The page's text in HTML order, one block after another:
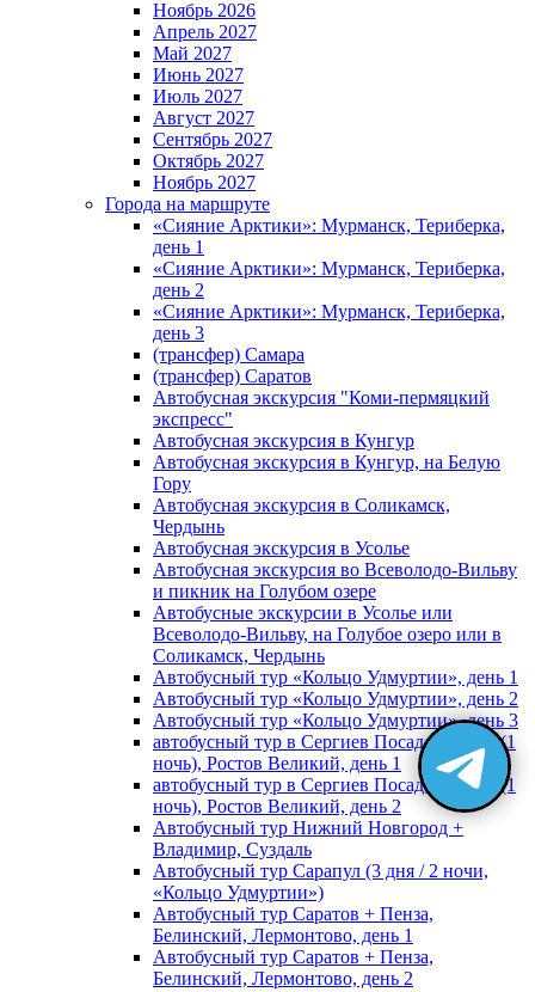
Ноябрь 2026
Апрель 2027
Май 2027
Июнь 2027
Июль 2027
Август 2027
Сентябрь 2027
Октябрь 2027
Ноябрь 2027
Города на маршруте
«Сияние Арктики»: Мурманск, Териберка,
день 1
«Сияние Арктики»: Мурманск, Териберка,
день 2
«Сияние Арктики»: Мурманск, Териберка,
день 3
(трансфер) Самара
(трансфер) Саратов
Автобусная экскурсия "Коми-пермяцкий
экспресс"
Автобусная экскурсия в Кунгур
Автобусная экскурсия в Кунгур, на Белую
Гору
Автобусная экскурсия в Соликамск,
Чердынь
Автобусная экскурсия в Усолье
Автобусная экскурсия во Всеволодо-Вильву
и пикник на Голубом озере
Автобусные экскурсии в Усолье или
Всеволодо-Вильву, на Голубое озеро или в
Соликамск, Чердынь
Автобусный тур «Кольцо Удмуртии», день 1
Автобусный тур «Кольцо Удмуртии», день 2
Автобусный тур «Кольцо Удмуртии», день 3
автобусный тур в Сергиев Посад, Москву (1
ночь), Ростов Великий, день 1
автобусный тур в Сергиев Посад, Москву (1
ночь), Ростов Великий, день 2
Автобусный тур Нижний Новгород +
Владимир, Суздаль
Автобусный тур Сарапул (3 дня / 2 ночи,
«Кольцо Удмуртии»)
Автобусный тур Саратов + Пенза,
Белинский, Лермонтово, день 1
Автобусный тур Саратов + Пенза,
Белинский, Лермонтово, день 2